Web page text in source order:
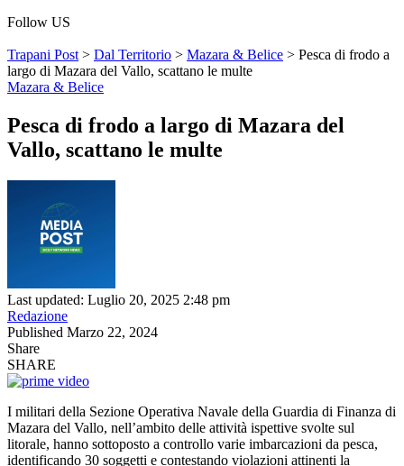
Follow US
Trapani Post > Dal Territorio > Mazara & Belice > Pesca di frodo a
largo di Mazara del Vallo, scattano le multe
Mazara & Belice
Pesca di frodo a largo di Mazara del
Vallo, scattano le multe
Last updated: Luglio 20, 2025 2:48 pm
Redazione
Published Marzo 22, 2024
Share
SHARE
I militari della Sezione Operativa Navale della Guardia di Finanza di
Mazara del Vallo, nell’ambito delle attività ispettive svolte sul
litorale, hanno sottoposto a controllo varie imbarcazioni da pesca,
identificando 30 soggetti e contestando violazioni attinenti la